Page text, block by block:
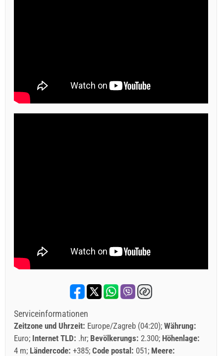
Serviceinformationen
Zeitzone und Uhrzeit: Europe/Zagreb (04:20) Währung:
Euro Internet TLD: .hr Bevölkerungs: 2.300 Höhenlage:
4 m Ländercode: +385 Code postal: 051 Meere: